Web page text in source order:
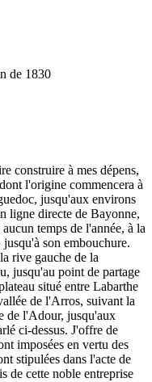
de 1830
construire à mes dépens,
l'origine commencera à
jusqu'aux environs
ligne directe de Bayonne,
temps de l'année, à la
son embouchure.
rive gauche de la
jusqu'au point de partage
situé entre Labarthe
de l'Arros, suivant la
de l'Adour, jusqu'aux
ci-dessus. J'offre de
imposées en vertu des
stipulées dans l'acte de
de cette noble entreprise